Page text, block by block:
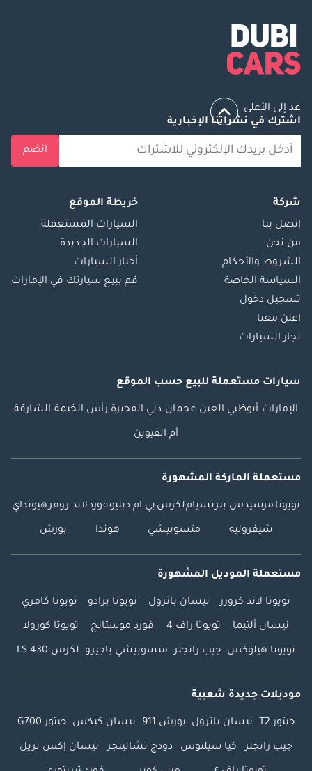
عد إلى الأعلى
اشترك في نشراتنا الإخبارية
انضم
شركة
إتصل بنا
من نحن
الشروط والأحكام
السياسة الخاصة
تسجيل دخول
اعلن معنا
تجار السيارات
خريطة الموقع
السيارات المستعملة
السيارات الجديدة
أخبار السيارات
قم ببيع سيارتك في الإمارات
سيارات مستعملة للبيع حسب الموقع
الإمارات أبوظبي العين عجمان دبي الفجيرة رأس الخيمة الشارقة
أم القيوين
مستعملة الماركة المشهورة
تويوتا مرسيدس بنزنسياملكزس بي ام دبليوفوردلاند روفرهيونداي
شيفروليه متسوبيشي هوندا بورش
مستعملة الموديل المشهورة
تويوتا لاند كروزر نيسان باترول تويوتا برادو تويوتا كامري
نيسان ألتيما تويوتا راف 4 فورد موستانج تويوتا كورولا
تويوتا هيلوكس جيب رانجلر متسوبيشي باجيرو لكزس LS 430
موديلات جديدة شعبية
جيتور T2 نيسان باترول بورش 911 نيسان كيكس جيتور G700
جيب رانجلر كيا سيلتوس دودج تشالينجر نيسان إكس تريل